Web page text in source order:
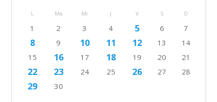
L Ma Mi J V S D
1 2 3 4 5 6 7
8 9 10 11 12 13
14
15
16 17 18 19 20 21
22 23 24 25 26 27 28
29 30